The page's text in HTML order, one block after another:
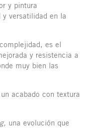
y pintura
y versatilidad en la
es el
y resistencia a
muy bien las
acabado con textura
, una evolución que